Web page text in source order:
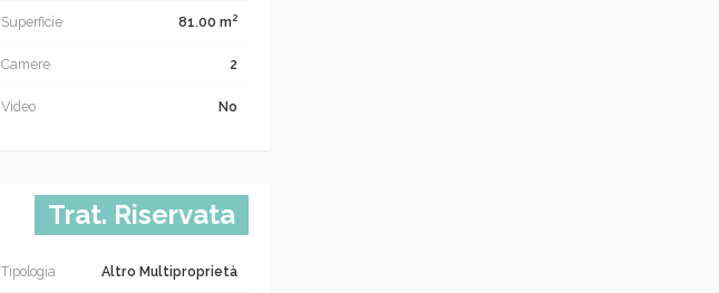
Superficie 81.00 m2
Camere 2
Video No
Trat. Riservata
Tipologia Altro Multiproprietà